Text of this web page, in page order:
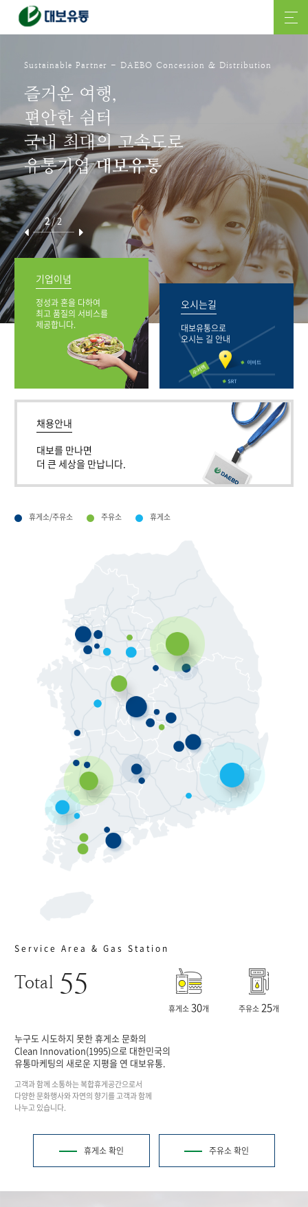
Sustainable Partner - DAEBO Concession & Distribution
즐거운 여행,
편안한 쉼터
국내 최대의 고속도로
유통기업대보유통
2/2
기업이념
정성과 혼을 다하여
최고 품질의 서비스를
제공합니다.
오시는길
대보유통으로
오시는 길 안내
채용안내
대보를 만나면
더 큰 세상을 만납니다.
휴게소/주유소 주유소 휴게소
Service Area & Gas Station
Total 55
휴게소30개 주유소25개
누구도 시도하지 못한 휴게소 문화의
Clean Innovation(1995)으로 대한민국의
유통마케팅의 새로운 지평을 연 대보유통.
고객과 함께 소통하는 복합휴게공간으로서
다양한 문화행사와 자연의 향기를 고객과 함께
나누고 있습니다.
휴게소 확인 주유소 확인